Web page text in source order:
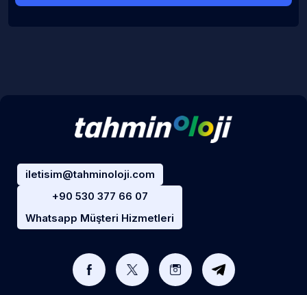
iletisim@tahminoloji.com
+90 530 377 66 07
Whatsapp Müşteri Hizmetleri